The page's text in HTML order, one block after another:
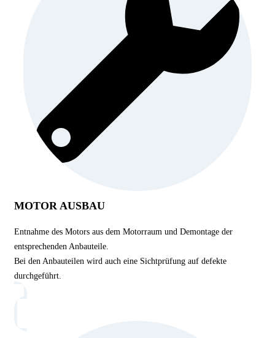
MOTOR AUSBAU
Entnahme des Motors aus dem Motorraum und Demontage der
entsprechenden Anbauteile.
Bei den Anbauteilen wird auch eine Sichtprüfung auf defekte
durchgeführt.